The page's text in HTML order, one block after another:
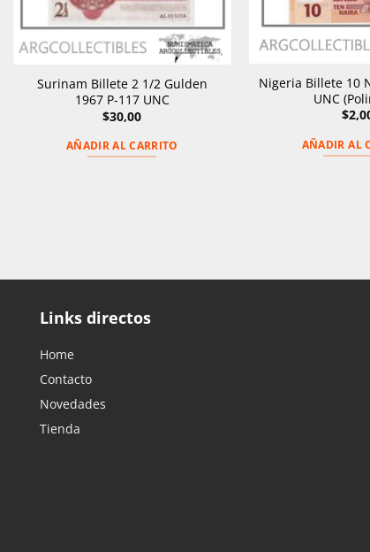
Surinam Billete 2 1/2 Gulden
1967 P-117 UNC
$30,00
AÑADIR AL CARRITO
Nigeria Billete 10
UNC
$
AÑADIR AL
Links directos
Home
Contacto
Novedades
Tienda